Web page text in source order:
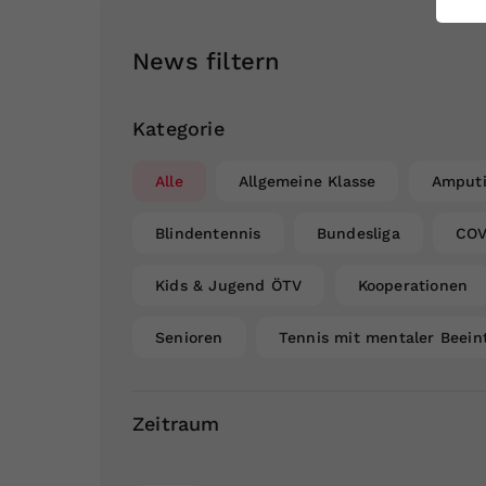
News filtern
Kategorie
Alle Allgemeine Klasse
Blindentennis Bundesliga
Kids & Jugend ÖTV Kooperationen
Senioren Tennis mit mentaler
Zeitraum